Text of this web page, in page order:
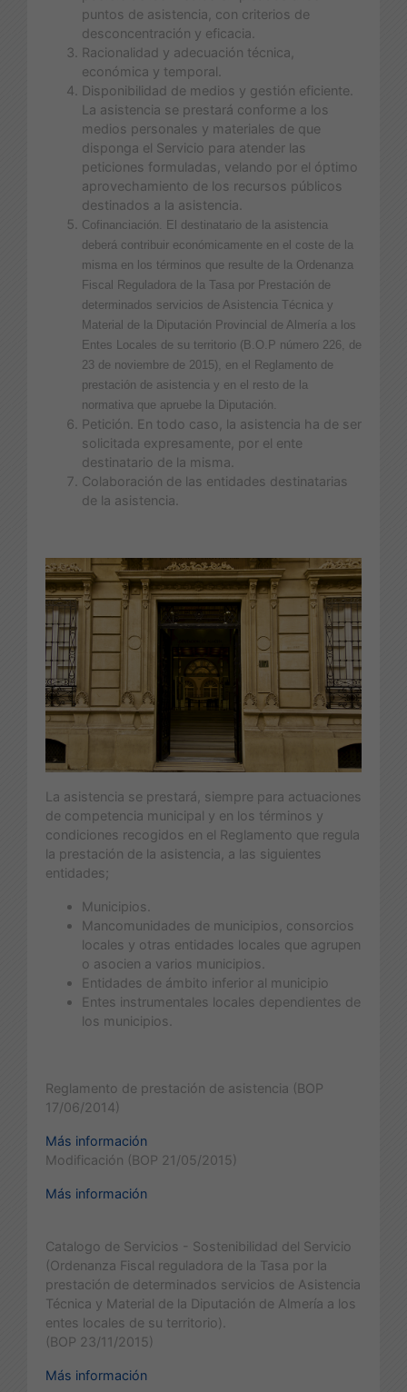
puntos de asistencia, con criterios de
desconcentración y eficacia.
Racionalidad y adecuación técnica,
económica y temporal.
Disponibilidad de medios y gestión eficiente.
La asistencia se prestará conforme a los
medios personales y materiales de que
disponga el Servicio para atender las
peticiones formuladas, velando por el óptimo
aprovechamiento de los recursos públicos
destinados a la asistencia.
Cofinanciación. El destinatario de la asistencia
deberá contribuir económicamente en el coste de la
misma en los términos que resulte de la Ordenanza
Fiscal Reguladora de la Tasa por Prestación de
determinados servicios de Asistencia Técnica y
Material de la Diputación Provincial de Almería a los
Entes Locales de su territorio (B.O.P número 226, de
23 de noviembre de 2015), en el Reglamento de
prestación de asistencia y en el resto de la
normativa que apruebe la Diputación.
Petición. En todo caso, la asistencia ha de ser
solicitada expresamente, por el ente
destinatario de la misma.
Colaboración de las entidades destinatarias
de la asistencia.
La asistencia se prestará, siempre para actuaciones
de competencia municipal y en los términos y
condiciones recogidos en el Reglamento que regula
la prestación de la asistencia, a las siguientes
entidades;
Municipios.
Mancomunidades de municipios, consorcios
locales y otras entidades locales que agrupen
o asocien a varios municipios.
Entidades de ámbito inferior al municipio
Entes instrumentales locales dependientes de
los municipios.
Reglamento de prestación de asistencia (BOP
17/06/2014)
Más información
Modificación (BOP 21/05/2015)
Más información
Catalogo de Servicios - Sostenibilidad del Servicio
(Ordenanza Fiscal reguladora de la Tasa por la
prestación de determinados servicios de Asistencia
Técnica y Material de la Diputación de Almería a los
entes locales de su territorio).
(BOP 23/11/2015)
Más información